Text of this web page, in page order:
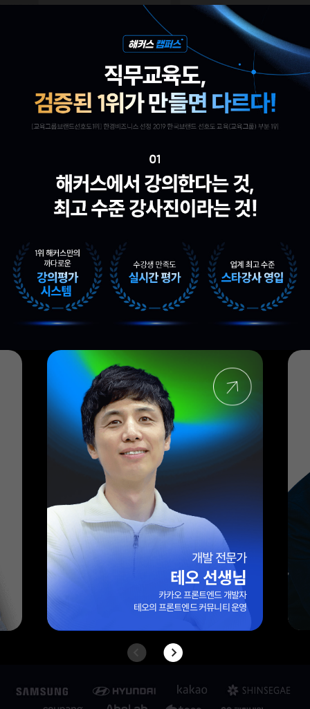
엑셀 전문가
엑셀마왕(임규범) 선생님
대기업/외국계 기업 10년 이상 실무 경력
42만 팔로워 보유
엑셀 전문 블로그 ‘엑셀마왕’ 운영자